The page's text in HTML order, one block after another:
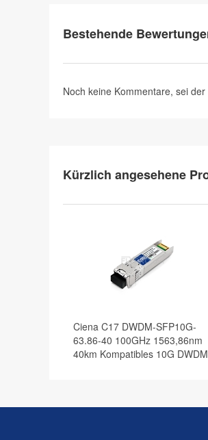
Bestehende
Noch keine Kommentare, sei der
Kürzlich angesehene
Ciena C17 DWDM-SFP10G-
63.86-40 100GHz 1563,86nm
40km Kompatibles 10G DWDM